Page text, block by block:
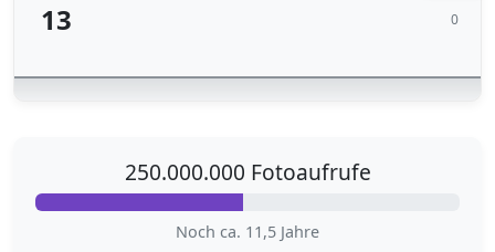
13 0
250.000.000 Fotoaufrufe
Noch ca. 11,5 Jahre